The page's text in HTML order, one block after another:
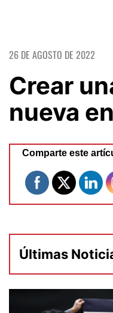
26 DE AGOSTO DE 2022
Crear
nueva
Comparte este
Últimas